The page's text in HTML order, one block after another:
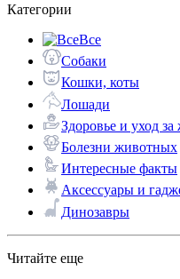
Категории
Все
Собаки
Кошки, коты
Лошади
Здоровье и уход
Болезни животных
Интересные факты
Аксессуары и
Динозавры
Читайте еще